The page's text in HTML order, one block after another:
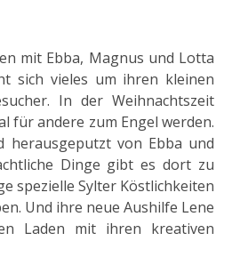
mit Ebba, Magnus und Lotta
sich vieles um ihren kleinen
In der Weihnachtszeit
für andere zum Engel werden.
herausgeputzt von Ebba und
Dinge gibt es dort zu
spezielle Sylter Köstlichkeiten
Und ihre neue Aushilfe Lene
Laden mit ihren kreativen